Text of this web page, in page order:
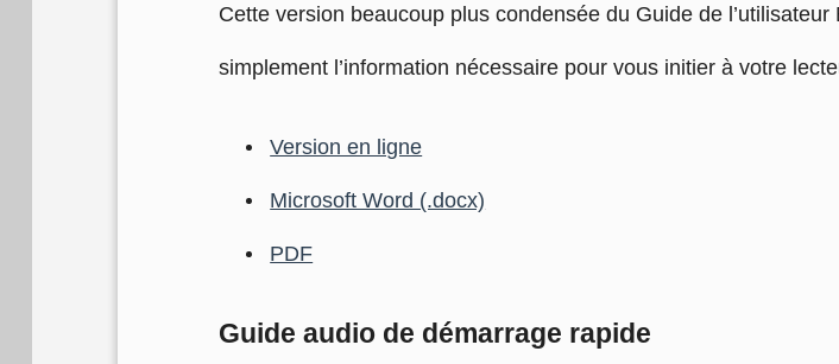
Cette version beaucoup plus condensée du Guide de
simplement l’information nécessaire pour vous initier à votre
Version en ligne
Microsoft Word (.docx)
PDF
Guide audio de démarrage rapide